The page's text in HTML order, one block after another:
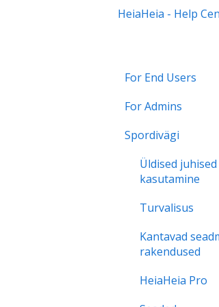
HeiaHeia - Help
For End Users
HeiaHeia Pro
General
Wearables and
Privacy
For Admins
HeiaHeia
Support for
use
Spordivägi
Üldised juhised
kasutamine
Turvalisus
Kantavad
rakendused
HeiaHeia Pro